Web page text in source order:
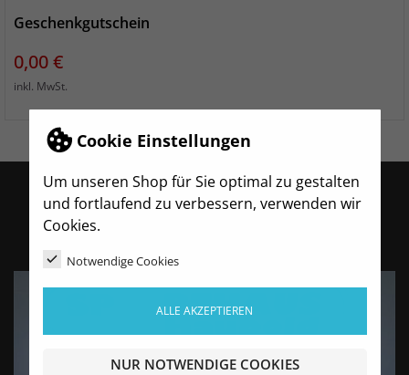
Cookie Einstellungen
Um unseren Shop für Sie optimal zu gestalten
und fortlaufend zu verbessern, verwenden wir
Cookies.
Notwendige Cookies
ALLE AKZEPTIEREN
NUR NOTWENDIGE COOKIES
Geschenkgutschein
Preis
0,00 €
inkl. MwSt.